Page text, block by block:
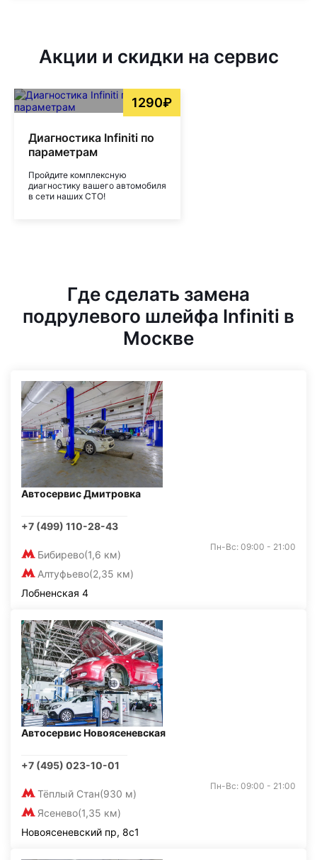
Акции и скидки на сервис
1290₽
Диагностика Infiniti по
параметрам
Пройдите комплексную
диагностику вашего автомобиля
в сети наших СТО!
Где сделать замена
подрулевого шлейфа Infiniti в
Москве
Автосервис Дмитровка
+7 (499) 110-28-43
Бибирево(1,6 км)
Алтуфьево(2,35 км)
Пн-Вс: 09:00 - 21:00
Лобненская 4
Автосервис Новоясеневская
+7 (495) 023-10-01
Тёплый Стан(930 м)
Ясенево(1,35 км)
Пн-Вс: 09:00 - 21:00
Новоясеневский пр, 8с1